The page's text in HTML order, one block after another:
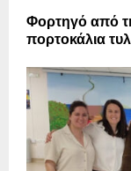
Φορτηγό από
πορτοκάλια